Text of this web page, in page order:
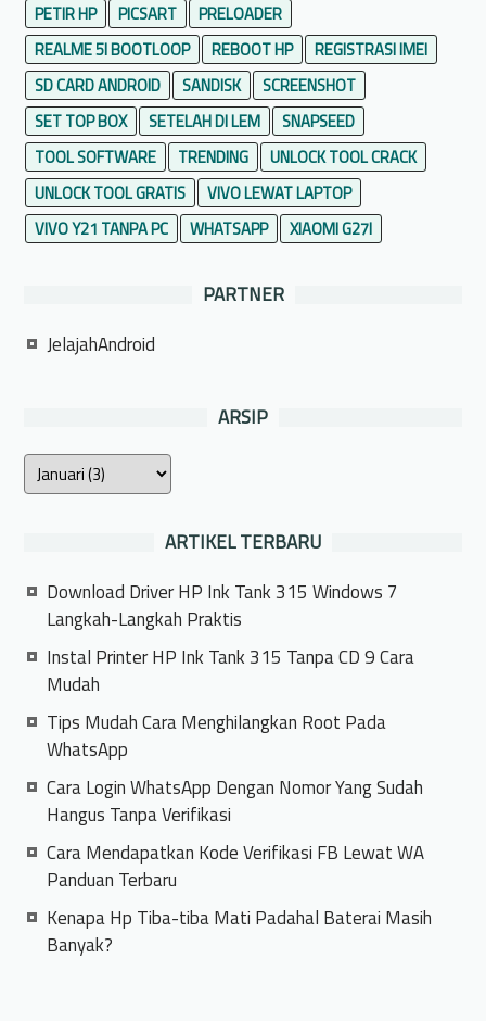
PETIR HP
PICSART
PRELOADER
REALME 5I BOOTLOOP
REBOOT HP
REGISTRASI IMEI
SD CARD ANDROID
SANDISK
SCREENSHOT
SET TOP BOX
SETELAH DI LEM
SNAPSEED
TOOL SOFTWARE
TRENDING
UNLOCK TOOL CRACK
UNLOCK TOOL GRATIS
VIVO LEWAT LAPTOP
VIVO Y21 TANPA PC
WHATSAPP XIAOMI G27I
PARTNER
JelajahAndroid
ARSIP
ARTIKEL TERBARU
Download Driver HP Ink Tank 315 Windows 7
Langkah-Langkah Praktis
Instal Printer HP Ink Tank 315 Tanpa CD 9 Cara
Mudah
Tips Mudah Cara Menghilangkan Root Pada
WhatsApp
Cara Login WhatsApp Dengan Nomor Yang Sudah
Hangus Tanpa Verifikasi
Cara Mendapatkan Kode Verifikasi FB Lewat WA
Panduan Terbaru
Kenapa Hp Tiba-tiba Mati Padahal Baterai Masih
Banyak?